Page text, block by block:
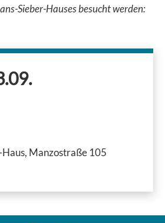
Sieber-Hauses besucht werden:
Manzostraße 105